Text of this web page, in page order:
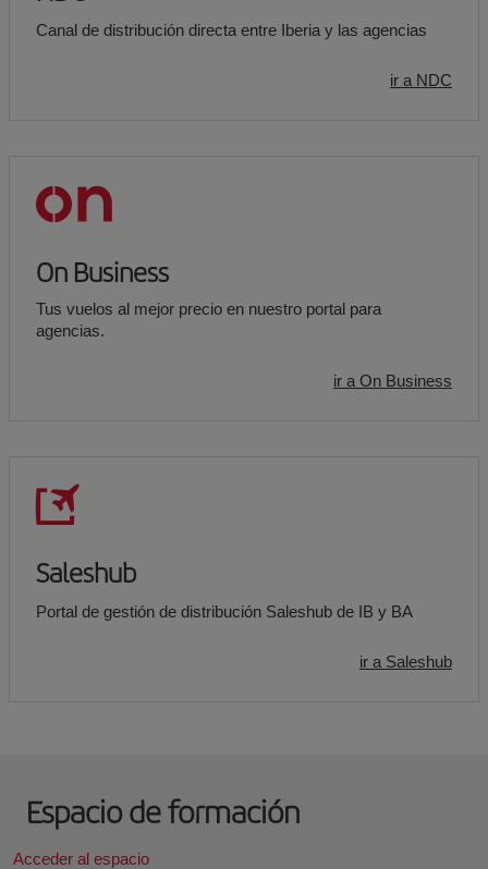
Canal de distribución directa entre Iberia y las agencias
ir a NDC
On Business
Tus vuelos al mejor precio en nuestro portal para
agencias.
ir a On Business
Saleshub
Portal de gestión de distribución Saleshub de IB y BA
ir a Saleshub
Espacio de formación
Acceder al espacio